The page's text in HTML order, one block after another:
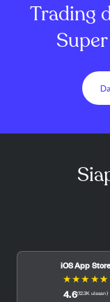
Trading
iOS App
★★★ ★★
4.6(12.3K ulasan)